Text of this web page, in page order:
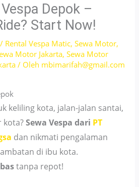
Depok –
Start Now!
/ Rental Vespa Matic,Sewa Motor,
Motor Jakarta,Sewa Motor
/ Oleh mbimarifah@gmail.com
keliling kota, jalan-jalan santai,
kota?Sewa Vespa dari PT
dan nikmati pengalaman
di ibu kota.
tanpa repot!